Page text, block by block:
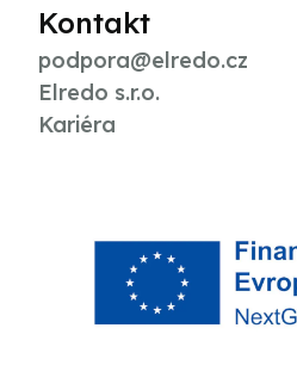
Kontakt
podpora@elredo.cz
Elredo s.r.o.
Kariéra